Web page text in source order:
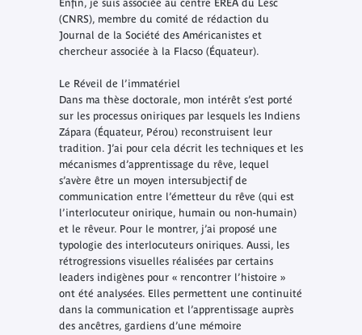
Enfin, je suis associée au centre EREA du Lesc
(CNRS), membre du comité de rédaction du
Journal de la Société des Américanistes et
chercheur associée à la Flacso (Équateur).
Le Réveil de l’immatériel
Dans ma thèse doctorale, mon intérêt s’est porté
sur les processus oniriques par lesquels les Indiens
Zápara (Équateur, Pérou) reconstruisent leur
tradition. J’ai pour cela décrit les techniques et les
mécanismes d’apprentissage du rêve, lequel
s’avère être un moyen intersubjectif de
communication entre l’émetteur du rêve (qui est
l’interlocuteur onirique, humain ou non-humain)
et le rêveur. Pour le montrer, j’ai proposé une
typologie des interlocuteurs oniriques. Aussi, les
rétrogressions visuelles réalisées par certains
leaders indigènes pour « rencontrer l’histoire »
ont été analysées. Elles permettent une continuité
dans la communication et l’apprentissage auprès
des ancêtres, gardiens d’une mémoire